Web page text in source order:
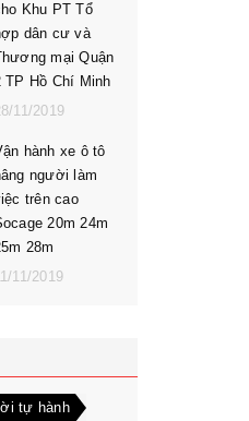
Khu PT Tổ
dân cư và
mại Quận
TP Hồ Chí Minh
11/2019
hành xe ô tô
người làm
trên cao
20m 24m
28m
11/2019
tự hành